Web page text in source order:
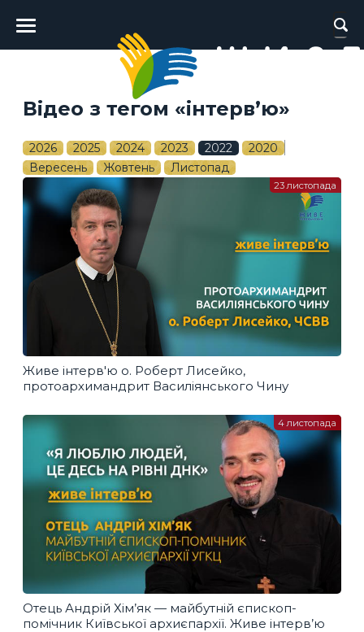
Головне
меню
Відео з тегом «інтерв’ю»
2026 2025 2024 2023 2022
2020
Вересень
Жовтень Листопад
Живе інтерв'ю о. Роберт Лисейко,
протоархимандрит Василіянського Чину
23 листопада
Отець Андрій Хім’як — майбутній єпископ-
помічник Київської архиєпархії. Живе інтерв’ю
4 листопада